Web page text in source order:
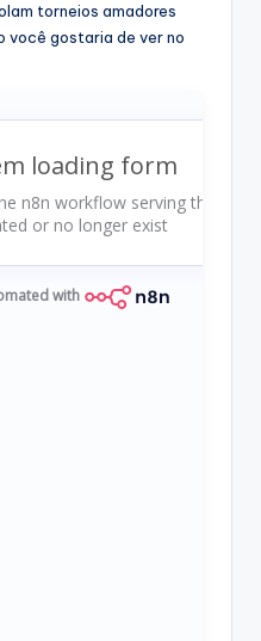
torneios amadores
você gostaria de ver no